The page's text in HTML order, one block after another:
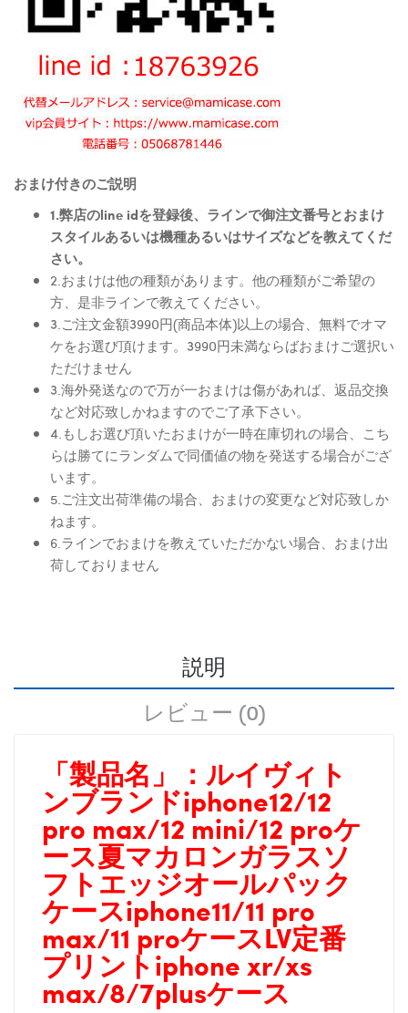
おまけ付きのご説明
1.弊店のline idを登録後、ラインで御注文番号とおまけ
スタイルあるいは機種あるいはサイズなどを教えてくだ
さい。
2.おまけは他の種類があります。他の種類がご希望の
方、是非ラインで教えてください。
3.ご注文金額3990円(商品本体)以上の場合、無料でオマ
ケをお選び頂けます。3990円未満ならばおまけご選択い
ただけません
3.海外発送なので万が一おまけは傷があれば、返品交換
など対応致しかねますのでご了承下さい。
4.もしお選び頂いたおまけが一時在庫切れの場合、こち
らは勝てにランダムで同価値の物を発送する場合がござ
います。
5.ご注文出荷準備の場合、おまけの変更など対応致しか
ねます。
6.ラインでおまけを教えていただかない場合、おまけ出
荷しておりません
説明
レビュー (0)
「製品名」： ルイヴィト
ンブランドiphone12/12
pro max/12 mini/12 proケ
ース夏マカロンガラスソ
フトエッジオールパック
ケースiphone11/11 pro
max/11 proケースLV定番
プリントiphone xr/xs
max/8/7plusケース